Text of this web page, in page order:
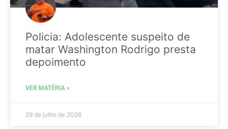
Policia: Adolescente suspeito de
matar Washington Rodrigo presta
depoimento
VER MATÉRIA »
29 de julho de 2026